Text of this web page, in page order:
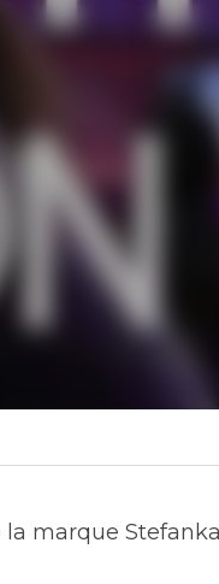
Stefanka au